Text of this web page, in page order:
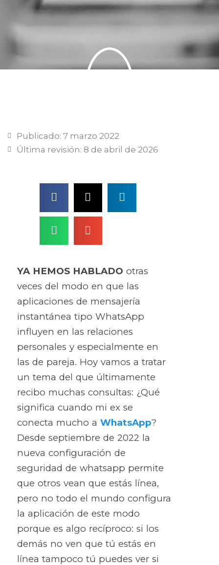
Publicado: 7 marzo 2022
Última revisión: 8 de abril de 2026
YA HEMOS HABLADO otras
veces del modo en que las
aplicaciones de mensajería
instantánea tipo WhatsApp
influyen en las relaciones
personales y especialmente en
las de pareja. Hoy vamos a tratar
un tema del que últimamente
recibo muchas consultas: ¿Qué
significa cuando mi ex se
conecta mucho a WhatsApp?
Desde septiembre de 2022 la
nueva configuración de
seguridad de whatsapp permite
que otros vean que estás línea,
pero no todo el mundo configura
la aplicación de este modo
porque es algo recíproco: si los
demás no ven que tú estás en
línea tampoco tú puedes ver si